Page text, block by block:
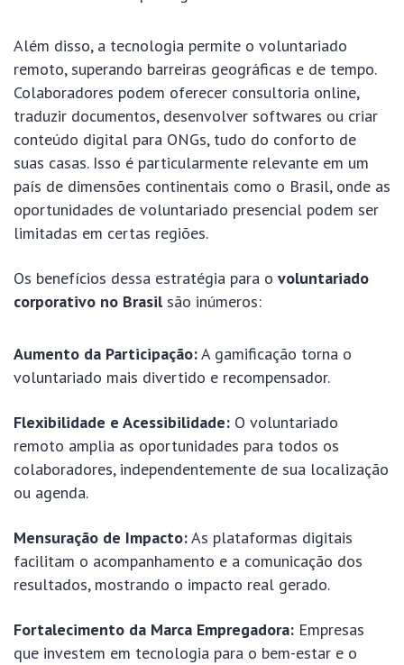
Além disso, a tecnologia permite o voluntariado
remoto, superando barreiras geográficas e de tempo.
Colaboradores podem oferecer consultoria online,
traduzir documentos, desenvolver softwares ou criar
conteúdo digital para ONGs, tudo do conforto de
suas casas. Isso é particularmente relevante em um
país de dimensões continentais como o Brasil, onde as
oportunidades de voluntariado presencial podem ser
limitadas em certas regiões.
Os benefícios dessa estratégia para o voluntariado
corporativo no Brasilsão inúmeros:
Aumento da Participação:A gamificação torna o
voluntariado mais divertido e recompensador.
Flexibilidade e Acessibilidade: O voluntariado
remoto amplia as oportunidades para todos os
colaboradores, independentemente de sua localização
ou agenda.
Mensuração de Impacto:As plataformas digitais
facilitam o acompanhamento e a comunicação dos
resultados, mostrando o impacto real gerado.
Fortalecimento da Marca Empregadora: Empresas
que investem em tecnologia para o bem-estar e o